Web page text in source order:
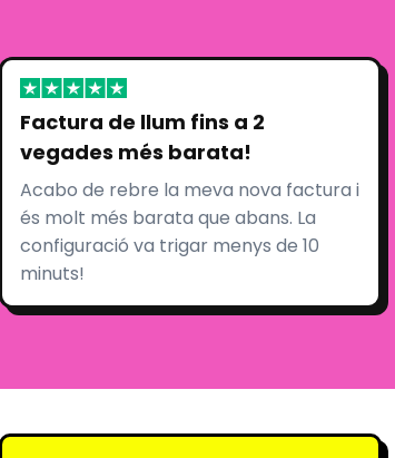
Factura de llum fins a 2
vegades més barata!
Acabo de rebre la meva nova factura i
és molt més barata que abans. La
configuració va trigar menys de 10
minuts!